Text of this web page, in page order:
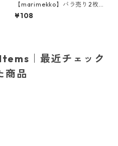
【marimekko】バラ売り2枚
カクテルサイズ ペーパーナプ
キン KAALIMETSÄ グリーン
¥108
｜最近チェック
商品